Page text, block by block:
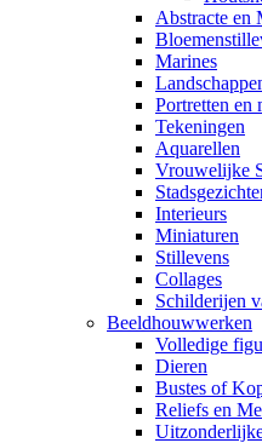
Abstracte en
Marines
Portretten en
Tekeningen
Aquarellen
Vrouwelijke
Interieurs
Miniaturen
Stillevens
Collages
Schilderijen
Beeldhouwwerken
Volledige
Dieren
Bustes of
Reliefs en